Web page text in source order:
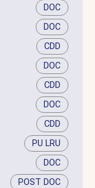
DOC
DOC
CDD
DOC
CDD
DOC
CDD
PU LRU
DOC
POST DOC